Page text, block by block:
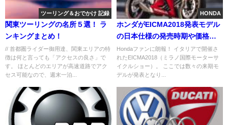
ツーリング＆おでかけ 記録
関東ツーリングの名所５選！ ラ
ンキングまとめ！
// 首都圏ライダー御用達、関東エリアの特
徴は何と言っても「アクセスの良さ」で
す。 ほとんどのエリアが高速道路でアク
セス可能なので、週末一泊...
HONDA
ホンダがEICMA2018発表モデル
の日本仕様の発売時期や価格を
正式発表！
Hondaファンに朗報！ イタリアで開催さ
れたEICMA2018（ミラノ国際モーターサ
イクルショー）。 ここでは数々の来期モ
デルが発表となり...